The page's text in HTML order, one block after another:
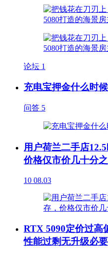
论坛 1
充电宝押金什么时
问答 5
用户荷兰二手店
价格仅市价几十分
10 08.03
RTX 5090定价过高
性能过剩无升级必要